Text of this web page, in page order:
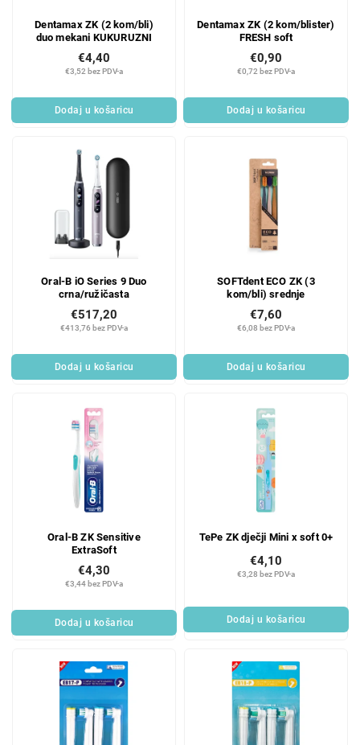
Dentamax ZK (2 kom/bli)
duo mekani KUKURUZNI
€3,52 bez PDV-a
€4,40
Dodaj u košaricu
Dentamax ZK (2 kom/blister)
FRESH soft
€0,72 bez PDV-a
€0,90
Dodaj u košaricu
Oral-B iO Series 9 Duo
crna/ružičasta
€413,76 bez PDV-a
€517,20
Dodaj u košaricu
SOFTdent ECO ZK (3
kom/bli) srednje
€6,08 bez PDV-a
€7,60
Dodaj u košaricu
Oral-B ZK Sensitive
ExtraSoft
€3,44 bez PDV-a
€4,30
Dodaj u košaricu
TePe ZK dječji Mini x soft 0+
€3,28 bez PDV-a
€4,10
Dodaj u košaricu